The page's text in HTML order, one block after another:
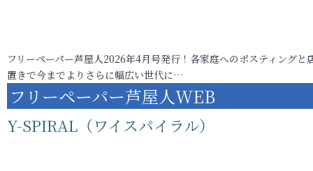
フリーペーパー芦屋人2026年4月号発行！各家庭へのポスティングと
置きで今までよりさらに幅広い世代に…
フリーペーパー芦屋人WEB
Y-SPIRAL（ワイスパイラル）